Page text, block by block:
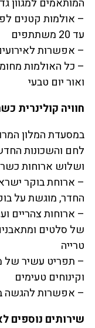
המותאמים למגוון
– אולמות קטנים
עד 20 משתתפים
– אפשרות לאירועים
– כל האולמות
ואור יום טבעי
חוויה קולינרית
במסעדת המלון
ושלוש ארוחות
– ארוחת בוקר
החדר, מוגשת על
– ארוחות צהריים
של סלטים
טרייה
– תפריט עשיר של
וקינוחים טעימים
– אפשרות להגשה
שירותים נוספים